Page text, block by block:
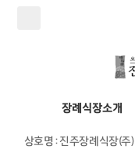
장례식장소개
상호명 : 진주장례식장(주)